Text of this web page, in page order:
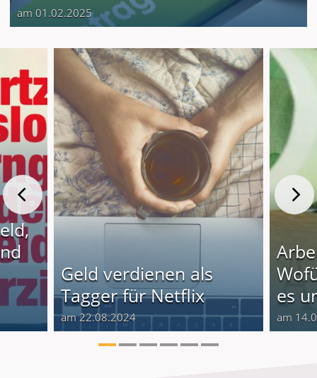
am 01.02.2025
Geld verdienen als
Tagger für Netflix
am 22.08.2024
es
am